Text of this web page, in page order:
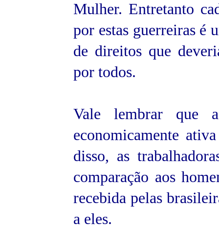
Mulher. Entretanto
por estas guerreiras é
de direitos que
por todos.
Vale lembrar que
economicamente
disso, as
comparação aos
recebida pelas
a eles.